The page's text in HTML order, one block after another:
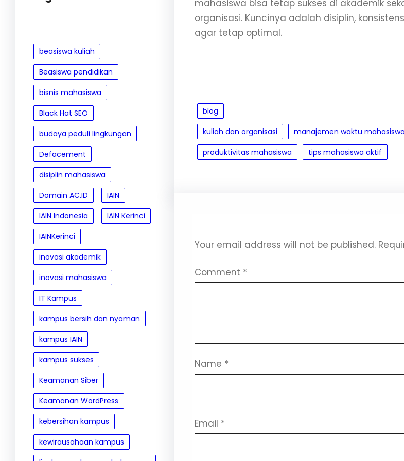
beasiswa kuliah
Beasiswa pendidikan
bisnis mahasiswa
Black Hat SEO
budaya peduli lingkungan
Defacement
disiplin mahasiswa
Domain AC.ID
IAIN
IAIN Indonesia
IAIN Kerinci
IAINKerinci
inovasi akademik
inovasi mahasiswa
IT Kampus
kampus bersih dan nyaman
kampus IAIN
kampus sukses
Keamanan Siber
Keamanan WordPress
kebersihan kampus
kewirausahaan kampus
mahasiswa bisa tetap sukses di akademik
organisasi. Kuncinya adalah disiplin,
agar tetap optimal.
blog
kuliah dan organisasi
manajemen waktu mahasiswa
produktivitas mahasiswa
tips mahasiswa aktif
Your email address will not be published.
Comment *
Name *
Email *